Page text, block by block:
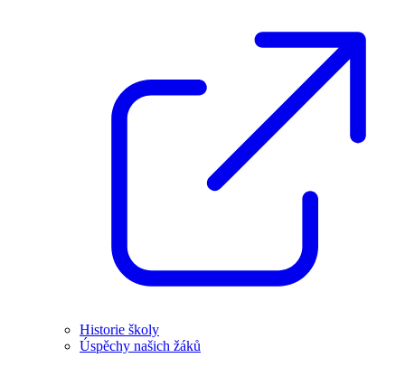
Historie školy
Úspěchy našich žáků